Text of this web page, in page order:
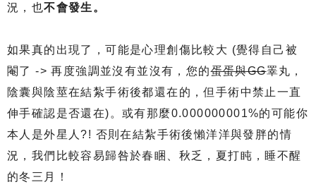
況，也不會發生。
如果真的出現了，可能是心理創傷比較大 (覺得自己被
閹了 -> 再度強調並沒有並沒有，您的蛋蛋與GG睪丸，
陰囊與陰莖在結紮手術後都還在的，但手術中禁止一直
伸手確認是否還在)。或有那麼0.000000001%的可能你
本人是外星人?! 否則在結紮手術後懶洋洋與發胖的情
況，我們比較容易歸咎於春睏、秋乏，夏打盹，睡不醒
的冬三月！